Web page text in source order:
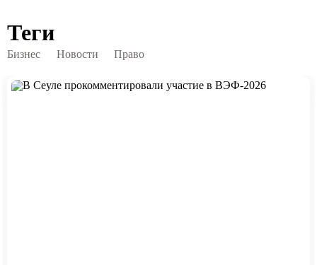
Теги
Бизнес Новости Право